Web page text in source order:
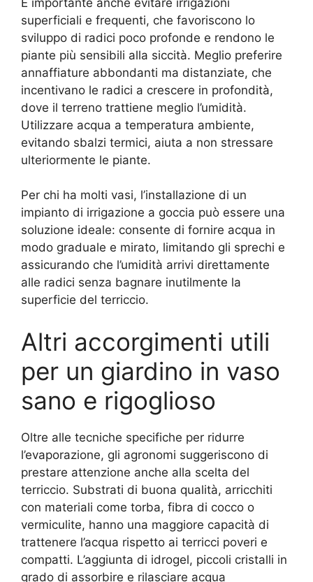
superficiali e frequenti, che favoriscono lo
sviluppo di radici poco profonde e rendono le
piante più sensibili alla siccità. Meglio preferire
annaffiature abbondanti ma distanziate, che
incentivano le radici a crescere in profondità,
dove il terreno trattiene meglio l’umidità.
Utilizzare acqua a temperatura ambiente,
evitando sbalzi termici, aiuta a non stressare
ulteriormente le piante.
Per chi ha molti vasi, l’installazione di un
impianto di irrigazione a goccia può essere una
soluzione ideale: consente di fornire acqua in
modo graduale e mirato, limitando gli sprechi e
assicurando che l’umidità arrivi direttamente
alle radici senza bagnare inutilmente la
superficie del terriccio.
Altri accorgimenti utili
per un giardino in vaso
sano e rigoglioso
Oltre alle tecniche specifiche per ridurre
l’evaporazione, gli agronomi suggeriscono di
prestare attenzione anche alla scelta del
terriccio. Substrati di buona qualità, arricchiti
con materiali come torba, fibra di cocco o
vermiculite, hanno una maggiore capacità di
trattenere l’acqua rispetto ai terricci poveri e
compatti. L’aggiunta di idrogel, piccoli cristalli in
grado di assorbire e rilasciare acqua